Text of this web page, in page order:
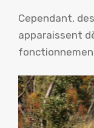
Cependant,
apparaissent